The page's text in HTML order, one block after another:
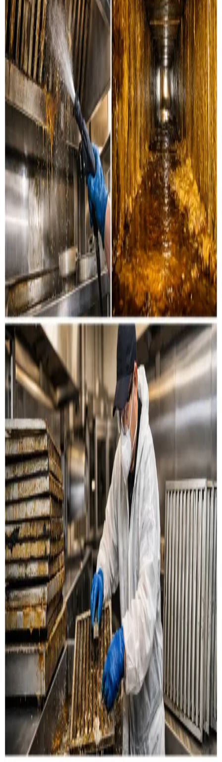
Industri & erhverv
Professionel rensning af industrielle ventilationssystemer
og erhvervsanlæg i Ikast og omegn.
Læs mere
Restaurant & køkken
Rensning af emhætter, fedtkanaler og
udsugningssystemer til restauranter og storkøkkener i
Ikast.
Læs mere